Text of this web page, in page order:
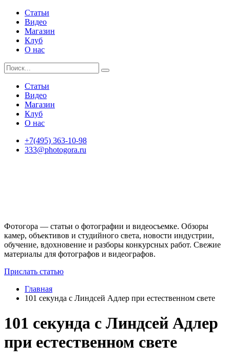
Статьи
Видео
Магазин
Клуб
О нас
Статьи
Видео
Магазин
Клуб
О нас
+7(495) 363-10-98
333@photogora.ru
Фотогора — статьи о фотографии и видеосъемке. Обзоры
камер, объективов и студийного света, новости индустрии,
обучение, вдохновение и разборы конкурсных работ. Свежие
материалы для фотографов и видеографов.
Прислать статью
Главная
101 секунда с Линдсей Адлер при естественном свете
101 секунда с Линдсей Адлер
при естественном свете